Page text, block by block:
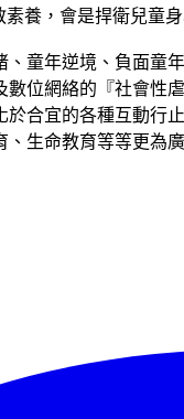
養，會是捍衛兒童
童年逆境、負面
位網絡的『社會
合宜的各種互動
生命教育等等更為